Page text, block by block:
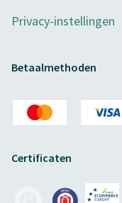
Privacy-instellingen
Betaalmethoden
Certificaten